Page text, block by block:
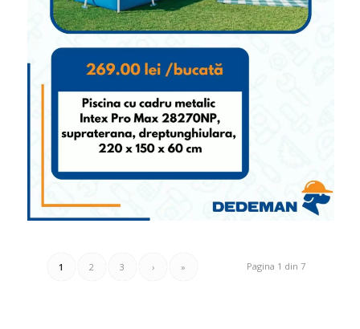
Pagina 1 din 7
1 2 3 › »